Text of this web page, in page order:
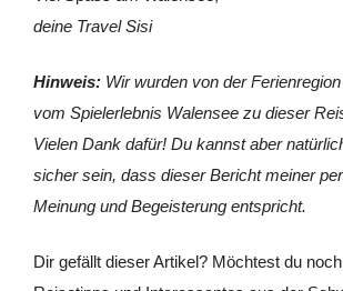
deine Travel Sisi
Hinweis: Wir wurden von der
vom Spielerlebnis Walensee zu dieser
Vielen Dank dafür! Du kannst aber
sicher sein, dass dieser Bericht meiner
Meinung und Begeisterung entspricht.
Dir gefällt dieser Artikel? Möchtest du